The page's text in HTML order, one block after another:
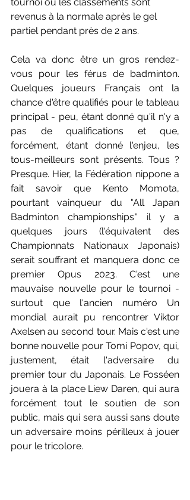
revenus à la normale après le gel
partiel pendant près de 2 ans.
Cela va donc être un gros rendez-
vous pour les férus de badminton.
Quelques joueurs Français ont la
chance d'être qualifiés pour le tableau
principal - peu, étant donné qu'il n'y a
pas de qualifications et que,
forcément, étant donné l'enjeu, les
tous-meilleurs sont présents. Tous ?
Presque. Hier, la Fédération nippone a
fait savoir que Kento Momota,
pourtant vainqueur du "All Japan
Badminton championships" il y a
quelques jours (l'équivalent des
Championnats Nationaux Japonais)
serait souffrant et manquera donc ce
premier Opus 2023. C'est une
mauvaise nouvelle pour le tournoi -
surtout que l'ancien numéro Un
mondial aurait pu rencontrer Viktor
Axelsen au second tour. Mais c'est une
bonne nouvelle pour Tomi Popov, qui,
justement, était l'adversaire du
premier tour du Japonais. Le Fosséen
jouera à la place Liew Daren, qui aura
forcément tout le soutien de son
public, mais qui sera aussi sans doute
un adversaire moins périlleux à jouer
pour le tricolore.